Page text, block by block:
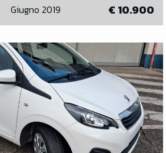
Giugno 2019 € 10.900